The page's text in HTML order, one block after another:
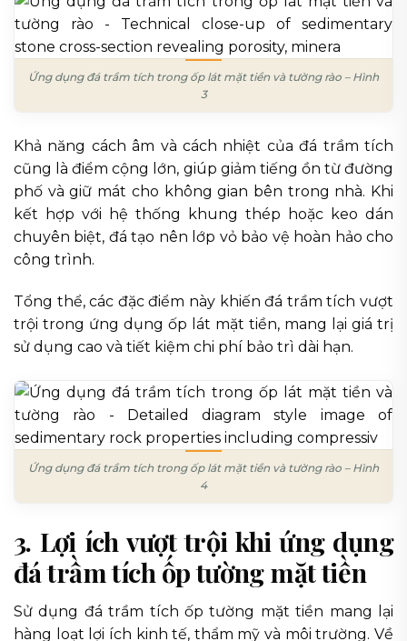
Ứng dụng đá trầm tích trong ốp lát mặt tiền và tường rào – Hình
3
Khả năng cách âm và cách nhiệt của đá trầm tích
cũng là điểm cộng lớn, giúp giảm tiếng ồn từ đường
phố và giữ mát cho không gian bên trong nhà. Khi
kết hợp với hệ thống khung thép hoặc keo dán
chuyên biệt, đá tạo nên lớp vỏ bảo vệ hoàn hảo cho
công trình.
Tổng thể, các đặc điểm này khiến đá trầm tích vượt
trội trong ứng dụng ốp lát mặt tiền, mang lại giá trị
sử dụng cao và tiết kiệm chi phí bảo trì dài hạn.
Ứng dụng đá trầm tích trong ốp lát mặt tiền và tường rào – Hình
4
3. Lợi ích vượt trội khi ứng dụng
đá trầm tích ốp tường mặt tiền
Sử dụng đá trầm tích ốp tường mặt tiền mang lại
hàng loạt lợi ích kinh tế, thẩm mỹ và môi trường. Về